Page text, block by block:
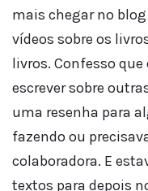
mais chegar no
vídeos sobre os
livros. Confesso
escrever sobre
uma resenha para
fazendo ou
colaboradora. E
textos para depois